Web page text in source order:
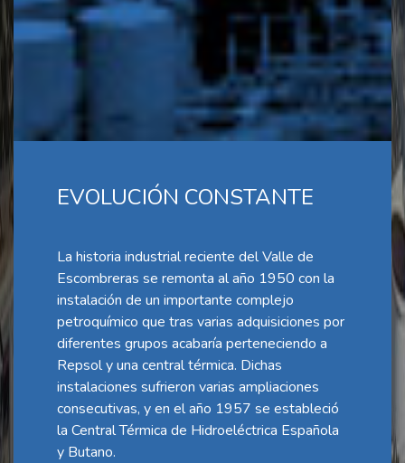
EVOLUCIÓN CONSTANTE
La historia industrial reciente del Valle de
Escombreras se remonta al año 1950 con la
instalación de un importante complejo
petroquímico que tras varias adquisiciones por
diferentes grupos acabaría perteneciendo a
Repsol y una central térmica. Dichas
instalaciones sufrieron varias ampliaciones
consecutivas, y en el año 1957 se estableció
la Central Térmica de Hidroeléctrica Española
y Butano.